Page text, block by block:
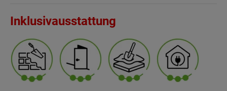
Inklusivausstattung